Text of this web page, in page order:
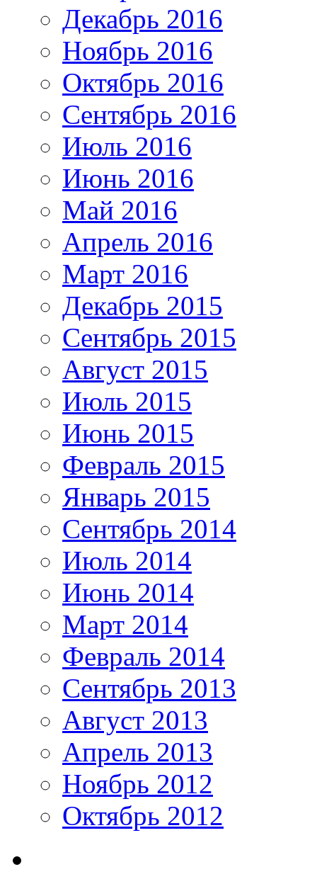
Декабрь 2016
Ноябрь 2016
Октябрь 2016
Сентябрь 2016
Июль 2016
Июнь 2016
Май 2016
Апрель 2016
Март 2016
Декабрь 2015
Сентябрь 2015
Август 2015
Июль 2015
Июнь 2015
Февраль 2015
Январь 2015
Сентябрь 2014
Июль 2014
Июнь 2014
Март 2014
Февраль 2014
Сентябрь 2013
Август 2013
Апрель 2013
Ноябрь 2012
Октябрь 2012